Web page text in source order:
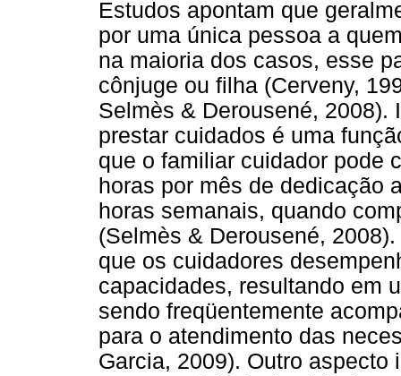
Estudos apontam que
por uma única pessoa a
na maioria dos casos, esse
cônjuge ou filha (Cerveny,
Selmès & Derousené, 2008).
prestar cuidados é uma
que o familiar cuidador pode
horas por mês de dedicação
horas semanais, quando
(Selmès & Derousené,
que os cuidadores
capacidades, resultando em
sendo freqüentemente
para o atendimento das
Garcia, 2009). Outro